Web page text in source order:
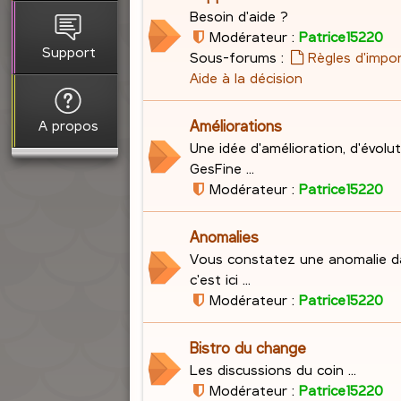
Support
A propos
Besoin d'aide ?
Modérateur : Patrice15220
Sous-forums :
Règles
Aide à la décision
Améliorations
Une idée d'amélioration,
GesFine ...
Modérateur : Patrice15220
Anomalies
Vous constatez une anomalie
c'est ici ...
Modérateur : Patrice15220
Bistro du change
Les discussions du coin ...
Modérateur : Patrice15220